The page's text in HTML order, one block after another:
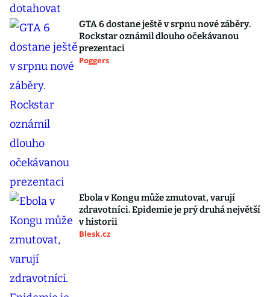
GTA 6 dostane ještě v srpnu nové záběry.
Rockstar oznámil dlouho očekávanou
prezentaci
Poggers
Ebola v Kongu může zmutovat, varují
zdravotníci. Epidemie je prý druhá největší
v historii
Blesk.cz